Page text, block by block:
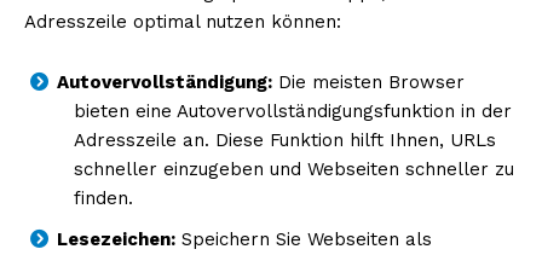
Adresszeile optimal nutzen können:
Autovervollständigung: Die meisten Browser
bieten eine Autovervollständigungsfunktion in der
Adresszeile an. Diese Funktion hilft Ihnen, URLs
schneller einzugeben und Webseiten schneller zu
finden.
Lesezeichen: Speichern Sie Webseiten als